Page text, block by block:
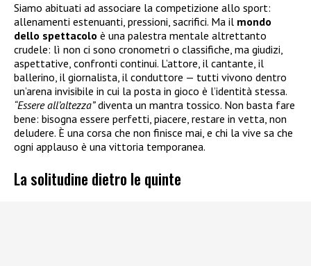
Siamo abituati ad associare la competizione allo sport:
allenamenti estenuanti, pressioni, sacrifici. Ma il mondo
dello spettacolo è una palestra mentale altrettanto
crudele: lì non ci sono cronometri o classifiche, ma giudizi,
aspettative, confronti continui. L’attore, il cantante, il
ballerino, il giornalista, il conduttore — tutti vivono dentro
un’arena invisibile in cui la posta in gioco è l’identità stessa.
“Essere all’altezza”diventa un mantra tossico. Non basta fare
bene: bisogna essere perfetti, piacere, restare in vetta, non
deludere. È una corsa che non finisce mai, e chi la vive sa che
ogni applauso è una vittoria temporanea.
La solitudine dietro le quinte